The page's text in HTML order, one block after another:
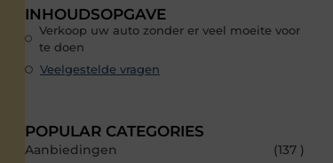
INHOUDSOPGAVE
Verkoop uw auto zonder er veel moeite voor
te doen
Veelgestelde vragen
POPULAR CATEGORIES
Aanbiedingen
(137 )